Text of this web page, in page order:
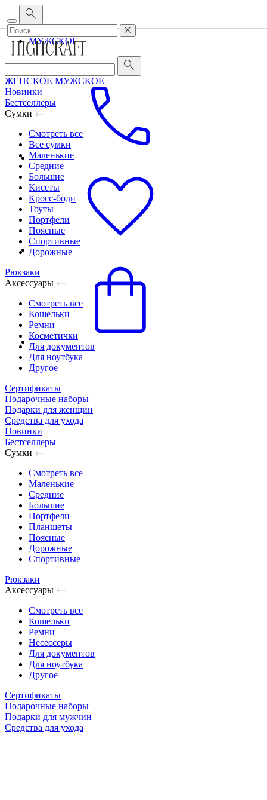
Корпоративным клиентам
ЖЕНСКОЕ
МУЖСКОЕ
ЖЕНСКОЕ МУЖСКОЕ
Новинки
Бестселлеры
Сумки
Смотреть все
Все сумки
Маленькие
Средние
Большие
Кисеты
Кросс-боди
Тоуты
Портфели
Поясные
Спортивные
Дорожные
Рюкзаки
Аксессуары
Смотреть все
Кошельки
Ремни
Косметички
Для документов
Для ноутбука
Другое
Сертификаты
Подарочные наборы
Подарки для женщин
Средства для ухода
Новинки
Бестселлеры
Сумки
Смотреть все
Маленькие
Средние
Большие
Портфели
Планшеты
Поясные
Дорожные
Спортивные
Рюкзаки
Аксессуары
Смотреть все
Кошельки
Ремни
Несессеры
Для документов
Для ноутбука
Другое
Сертификаты
Подарочные наборы
Подарки для мужчин
Средства для ухода